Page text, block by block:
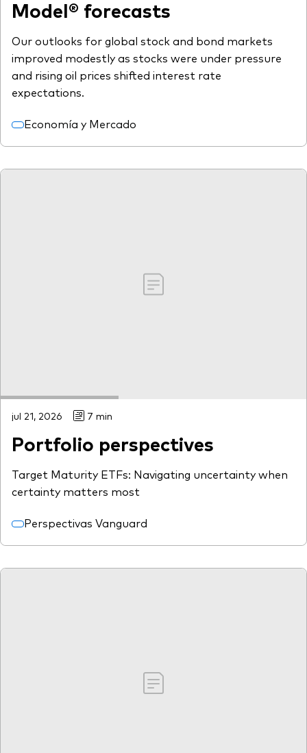
Model® forecasts
Our outlooks for global stock and bond markets
improved modestly as stocks were under pressure
and rising oil prices shifted interest rate
expectations.
Economía y Mercado
jul 21, 2026 7 min
Portfolio perspectives
Target Maturity ETFs: Navigating uncertainty when
certainty matters most
Perspectivas Vanguard